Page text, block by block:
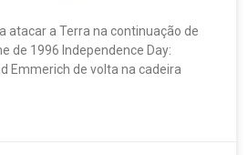
atacar a Terra na continuação de
de 1996 Independence Day:
Emmerich de volta na cadeira